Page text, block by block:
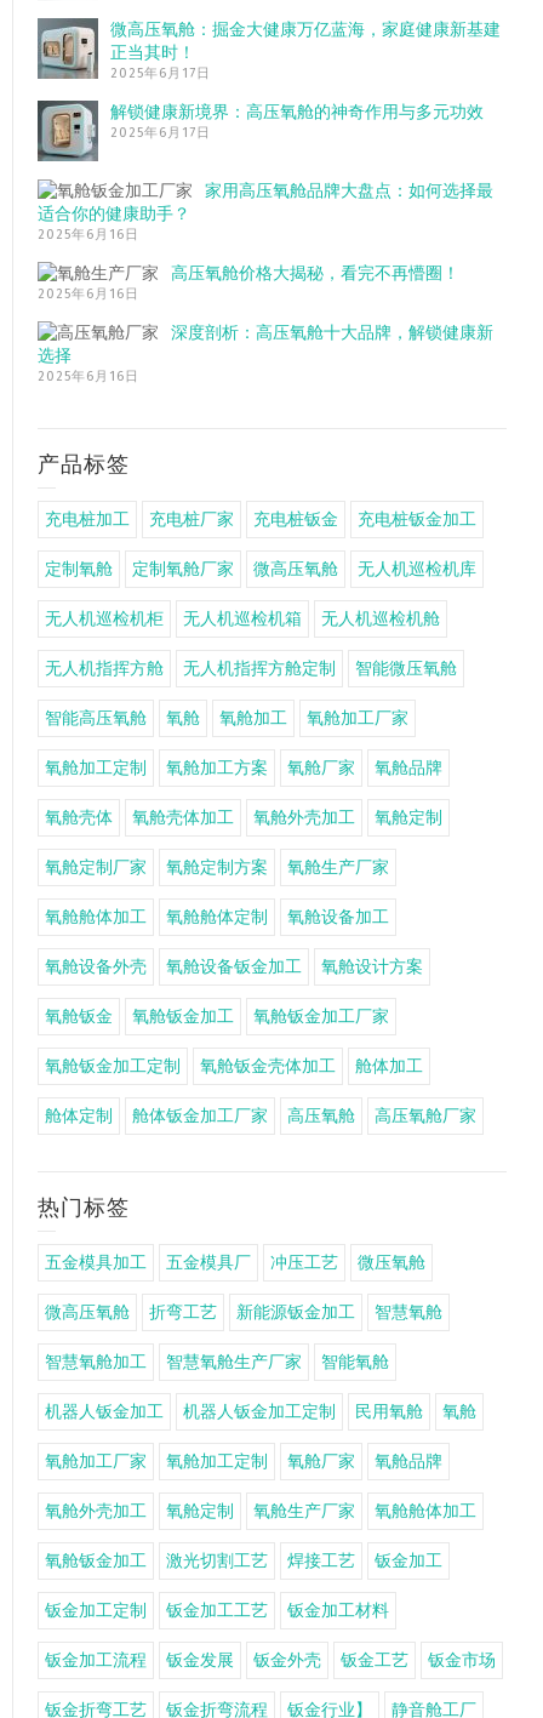
微高压氧舱：掘金大健康万亿蓝海，家庭健康新基建
正当其时！
2025年6月17日
解锁健康新境界：高压氧舱的神奇作用与多元功效
2025年6月17日
家用高压氧舱品牌大盘点：如何选择最
适合你的健康助手？
2025年6月16日
高压氧舱价格大揭秘，看完不再懵圈！
2025年6月16日
深度剖析：高压氧舱十大品牌，解锁健康新
选择
2025年6月16日
产品标签
充电桩加工 充电桩厂家 充电桩钣金 充电桩钣金加工
定制氧舱 定制氧舱厂家 微高压氧舱 无人机巡检机库
无人机巡检机柜 无人机巡检机箱 无人机巡检机舱
无人机指挥方舱 无人机指挥方舱定制 智能微压氧舱
智能高压氧舱 氧舱 氧舱加工 氧舱加工厂家
氧舱加工定制 氧舱加工方案 氧舱厂家 氧舱品牌
氧舱壳体 氧舱壳体加工 氧舱外壳加工 氧舱定制
氧舱定制厂家 氧舱定制方案 氧舱生产厂家
氧舱舱体加工 氧舱舱体定制 氧舱设备加工
氧舱设备外壳 氧舱设备钣金加工 氧舱设计方案
氧舱钣金 氧舱钣金加工 氧舱钣金加工厂家
氧舱钣金加工定制 氧舱钣金壳体加工 舱体加工
舱体定制 舱体钣金加工厂家 高压氧舱 高压氧舱厂家
热门标签
五金模具加工 五金模具厂 冲压工艺 微压氧舱
微高压氧舱 折弯工艺 新能源钣金加工 智慧氧舱
智慧氧舱加工 智慧氧舱生产厂家 智能氧舱
机器人钣金加工 机器人钣金加工定制 民用氧舱 氧舱
氧舱加工厂家 氧舱加工定制 氧舱厂家 氧舱品牌
氧舱外壳加工 氧舱定制 氧舱生产厂家 氧舱舱体加工
氧舱钣金加工 激光切割工艺 焊接工艺 钣金加工
钣金加工定制 钣金加工工艺 钣金加工材料
钣金加工流程 钣金发展 钣金外壳 钣金工艺 钣金市场
钣金折弯工艺 钣金折弯流程 钣金行业】 静音舱工厂